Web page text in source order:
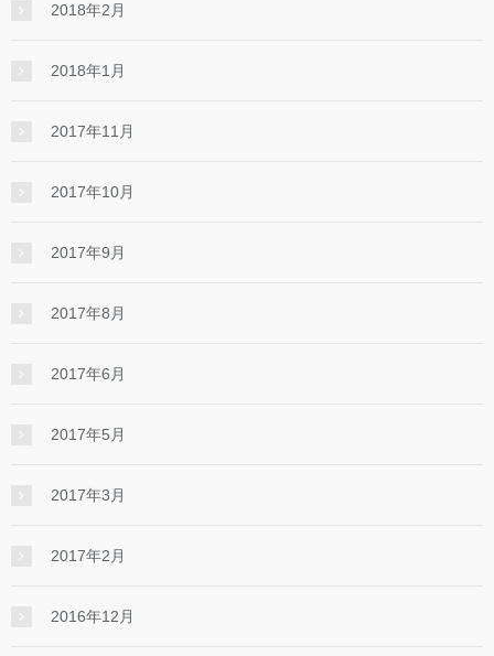
2018年2月
2018年1月
2017年11月
2017年10月
2017年9月
2017年8月
2017年6月
2017年5月
2017年3月
2017年2月
2016年12月